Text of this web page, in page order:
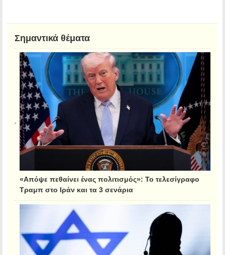
Σημαντικά θέματα
«Απόψε πεθαίνει ένας πολιτισμός»: Το τελεσίγραφο
Τραμπ στο Ιράν και τα 3 σενάρια